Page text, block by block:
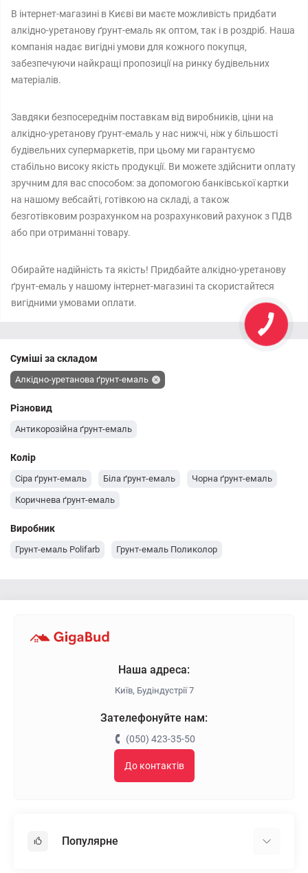
В інтернет-магазині в Києві ви маєте можливість придбати
алкідно-уретанову ґрунт-емаль як оптом, так і в роздріб. Наша
компанія надає вигідні умови для кожного покупця,
забезпечуючи найкращі пропозиції на ринку будівельних
матеріалів.
Завдяки безпосереднім поставкам від виробників, ціни на
алкідно-уретанову ґрунт-емаль у нас нижчі, ніж у більшості
будівельних супермаркетів, при цьому ми гарантуємо
стабільно високу якість продукції. Ви можете здійснити оплату
зручним для вас способом: за допомогою банківської картки
на нашому вебсайті, готівкою на складі, а також
безготівковим розрахунком на розрахунковий рахунок з ПДВ
або при отриманні товару.
Обирайте надійність та якість! Придбайте алкідно-уретанову
ґрунт-емаль у нашому інтернет-магазині та скористайтеся
вигідними умовами оплати.
Суміші за складом
Алкідно-уретанова ґрунт-емаль
Різновид
Антикорозійна ґрунт-емаль
Колір
Сіра ґрунт-емаль Біла ґрунт-емаль Чорна ґрунт-емаль
Коричнева ґрунт-емаль
Виробник
Грунт-емаль Polifarb Грунт-емаль Поликолор
Наша адреса:
Київ, Будіндустрії 7
Зателефонуйте нам:
(050) 423-35-50
До контактів
Популярне